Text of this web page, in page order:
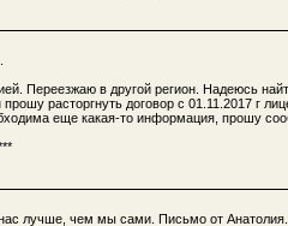
Переезжаю в другой регион. Надеюсь
расторгнуть договор с 01.11.2017 г
еще какая-то информация, прошу
лучше, чем мы сами. Письмо от Анатолия.